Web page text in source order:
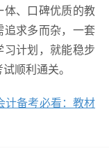
、口碑优质的教
求多而杂，一套
计划，就能稳步
顺利通关。
计备考必看：教材